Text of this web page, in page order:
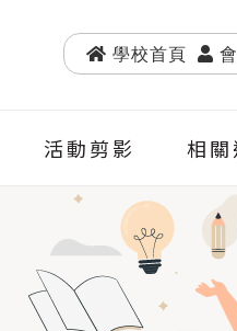
學校首頁
活動剪影 相關